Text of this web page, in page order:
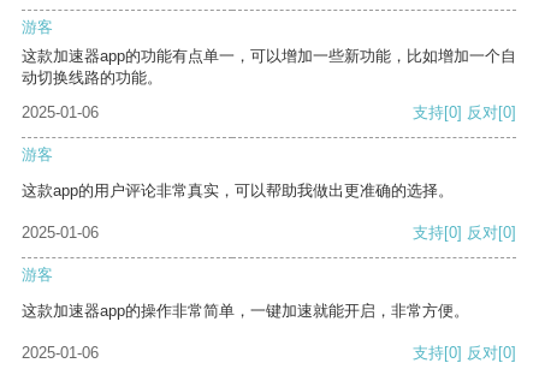
游客
这款加速器app的功能有点单一，可以增加一些新功能，比如增加一个自
动切换线路的功能。
2025-01-06
支持[0] 反对[0]
游客
这款app的用户评论非常真实，可以帮助我做出更准确的选择。
2025-01-06 支持[0] 反对[0]
游客
这款加速器app的操作非常简单，一键加速就能开启，非常方便。
2025-01-06 支持[0] 反对[0]